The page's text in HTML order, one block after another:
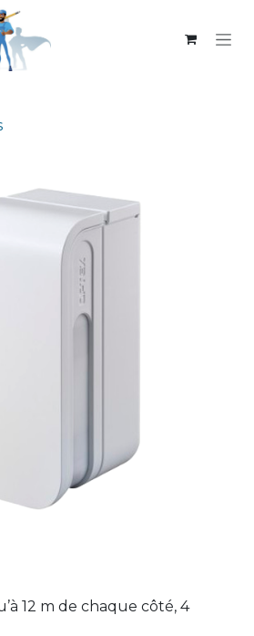
12 m de chaque côté, 4